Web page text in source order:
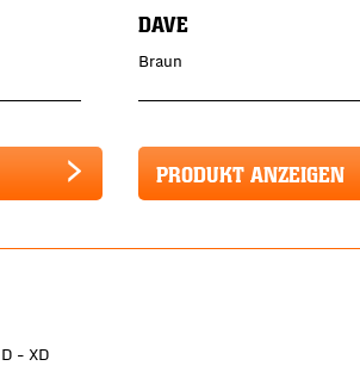
DAVE
Braun
PRODUKT ANZEIGEN
D - XD